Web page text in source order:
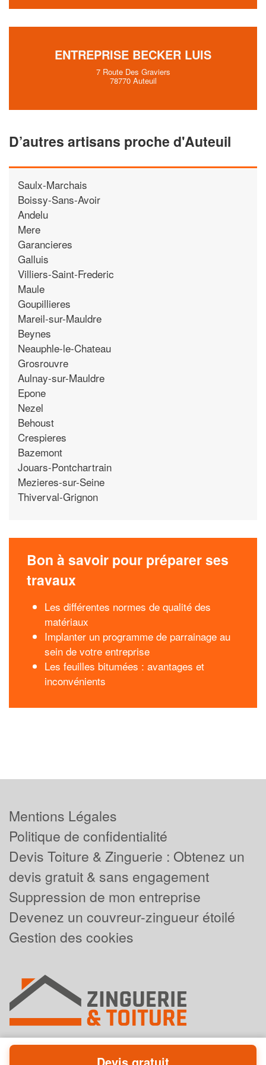
ENTREPRISE BECKER LUIS
7 Route Des Graviers
78770 Auteuil
D’autres artisans proche d'Auteuil
Saulx-Marchais
Boissy-Sans-Avoir
Andelu
Mere
Garancieres
Galluis
Villiers-Saint-Frederic
Maule
Goupillieres
Mareil-sur-Mauldre
Beynes
Neauphle-le-Chateau
Grosrouvre
Aulnay-sur-Mauldre
Epone
Nezel
Behoust
Crespieres
Bazemont
Jouars-Pontchartrain
Mezieres-sur-Seine
Thiverval-Grignon
Bon à savoir pour préparer ses
travaux
Les différentes normes de qualité des
matériaux
Implanter un programme de parrainage au
sein de votre entreprise
Les feuilles bitumées : avantages et
inconvénients
Mentions Légales
Politique de confidentialité
Devis Toiture & Zinguerie : Obtenez un
devis gratuit & sans engagement
Suppression de mon entreprise
Devenez un couvreur-zingueur étoilé
Gestion des cookies